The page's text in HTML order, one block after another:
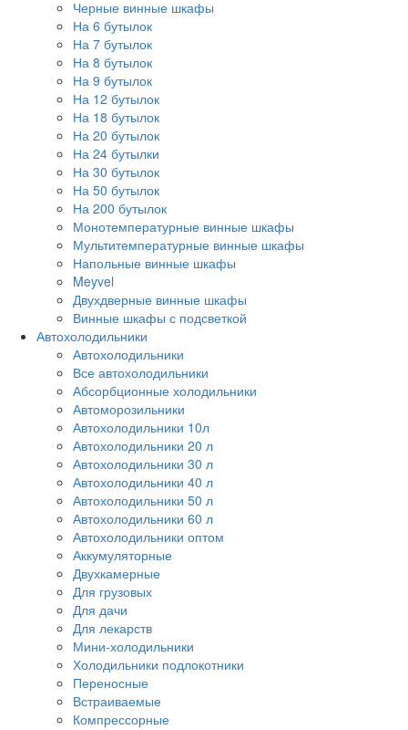
Черные винные шкафы
На 6 бутылок
На 7 бутылок
На 8 бутылок
На 9 бутылок
На 12 бутылок
На 18 бутылок
На 20 бутылок
На 24 бутылки
На 30 бутылок
На 50 бутылок
На 200 бутылок
Монотемпературные винные шкафы
Мультитемпературные винные шкафы
Напольные винные шкафы
Meyvel
Двухдверные винные шкафы
Винные шкафы с подсветкой
Автохолодильники
Автохолодильники
Все автохолодильники
Абсорбционные холодильники
Автоморозильники
Автохолодильники 10л
Автохолодильники 20 л
Автохолодильники 30 л
Автохолодильники 40 л
Автохолодильники 50 л
Автохолодильники 60 л
Автохолодильники оптом
Аккумуляторные
Двухкамерные
Для грузовых
Для дачи
Для лекарств
Мини-холодильники
Холодильники подлокотники
Переносные
Встраиваемые
Компрессорные